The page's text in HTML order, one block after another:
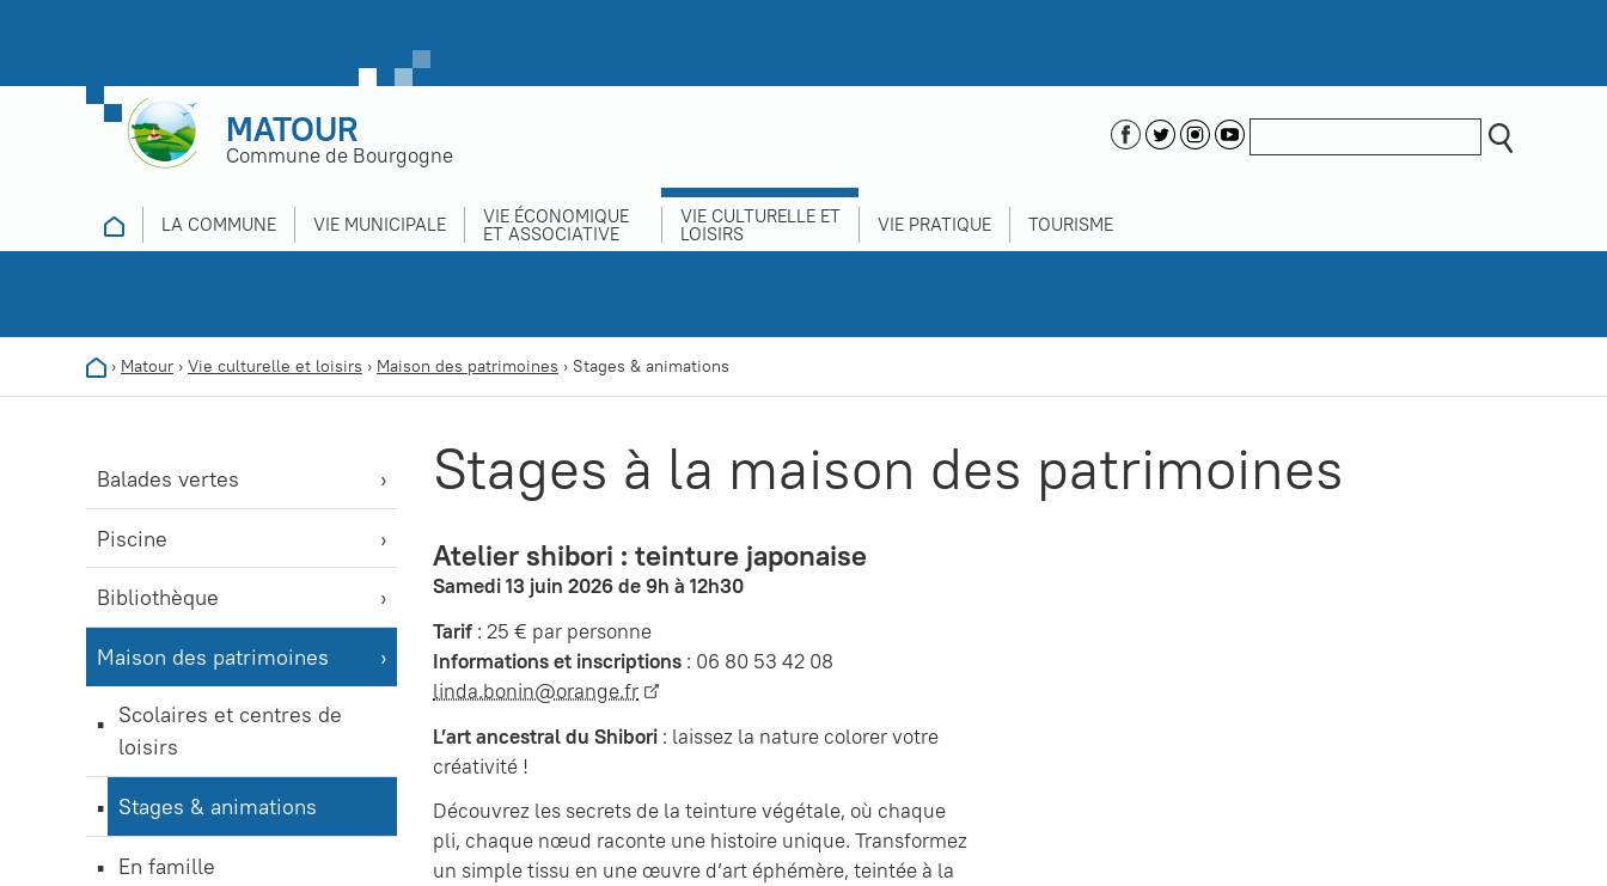
MATOUR
Commune de Bourgogne
LA COMMUNE VIE MUNICIPALE VIE ÉCONOMIQUE
ET ASSOCIATIVE
VIE CULTURELLE ET
LOISIRS VIE PRATIQUE TOURISME
› Matour › Vie culturelle et loisirs › Maison des patrimoines › Stages & animations
Balades vertes
Piscine
Bibliothèque
Maison des patrimoines
Scolaires et centres de
loisirs
Stages & animations
En famille
Stages à la maison des patrimoines
Atelier shibori : teinture japonaise
Samedi 13 juin 2026 de 9h à 12h30
Tarif : 25 € par personne
Informations et inscriptions : 06 80 53 42 08
linda.bonin@orange.fr
L’art ancestral du Shibori : laissez la nature colorer votre
créativité !
Découvrez les secrets de la teinture végétale, où chaque
pli, chaque nœud raconte une histoire unique. Transformez
un simple tissu en une œuvre d’art éphémère, teintée à la